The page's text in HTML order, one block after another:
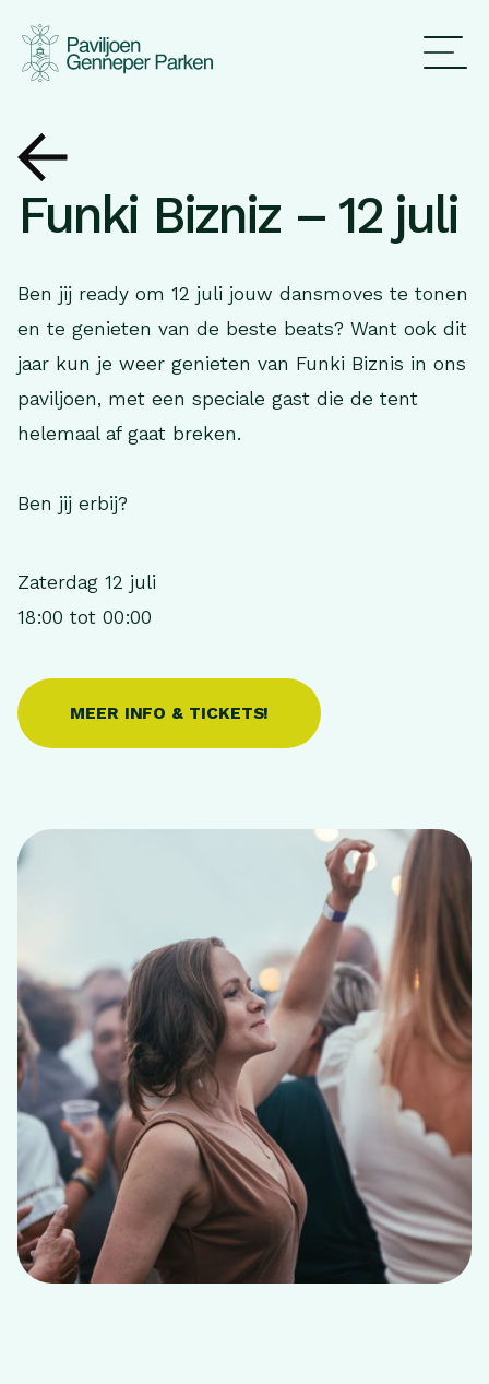
Funki Bizniz – 12 juli
Ben jij ready om 12 juli jouw dansmoves te tonen
en te genieten van de beste beats? Want ook dit
jaar kun je weer genieten van Funki Biznis in ons
paviljoen, met een speciale gast die de tent
helemaal af gaat breken.
Ben jij erbij?
Zaterdag 12 juli
18:00 tot 00:00
MEER INFO & TICKETS!